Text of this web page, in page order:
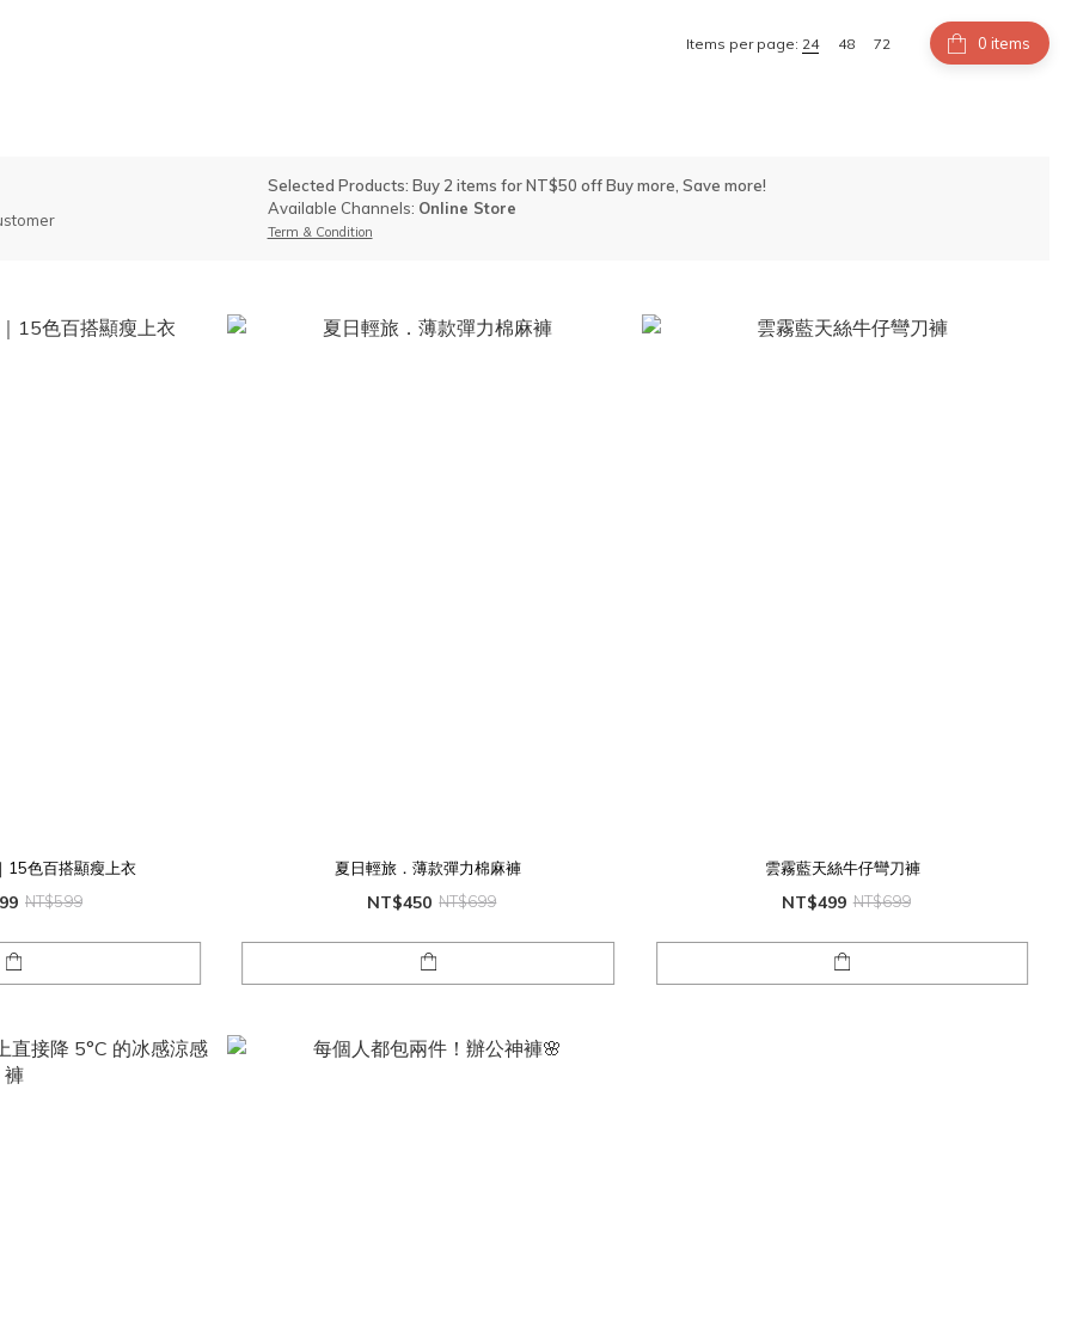
items
Items per page: 24 48 72
Selected Products: Buy 2 items for NT$50 off Buy more, Save more!
Available Channels: Online Store
Term & Condition
15色百搭顯瘦上衣
NT$599
夏日輕旅．薄款彈力棉麻褲
NT$450 NT$699
雲霧藍天絲牛仔彎刀褲
NT$499 NT$699